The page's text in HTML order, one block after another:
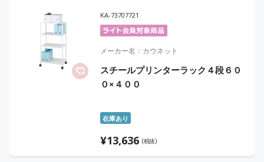
KA-73707721
メーカー名 カウネット
スチールプリンターラック４段６０
０×４００
在庫あり
¥13,636 (税抜)